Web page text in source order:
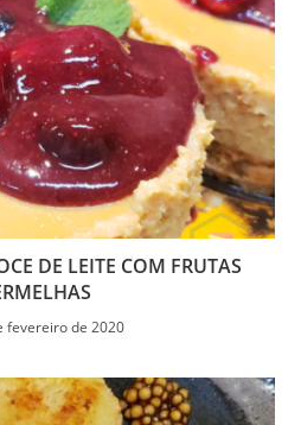
DE LEITE COM FRUTAS
fevereiro de 2020